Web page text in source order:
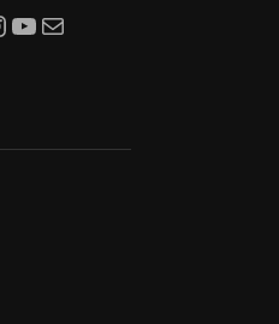
YouTube 電子郵件